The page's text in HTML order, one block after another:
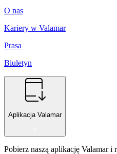
O nas
Kariery w Valamar
Prasa
Biuletyn
Aplikacja Valamar
Pobierz naszą aplikację Valamar